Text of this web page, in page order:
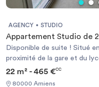
AGENCY STUDIO
Appartement Studio de
Disponible de suite ! Situé
proximité de la gare et du
proposons à la location ce
avec kitchenette, une salle
22 m² - 465 €CC
80000 Amiens